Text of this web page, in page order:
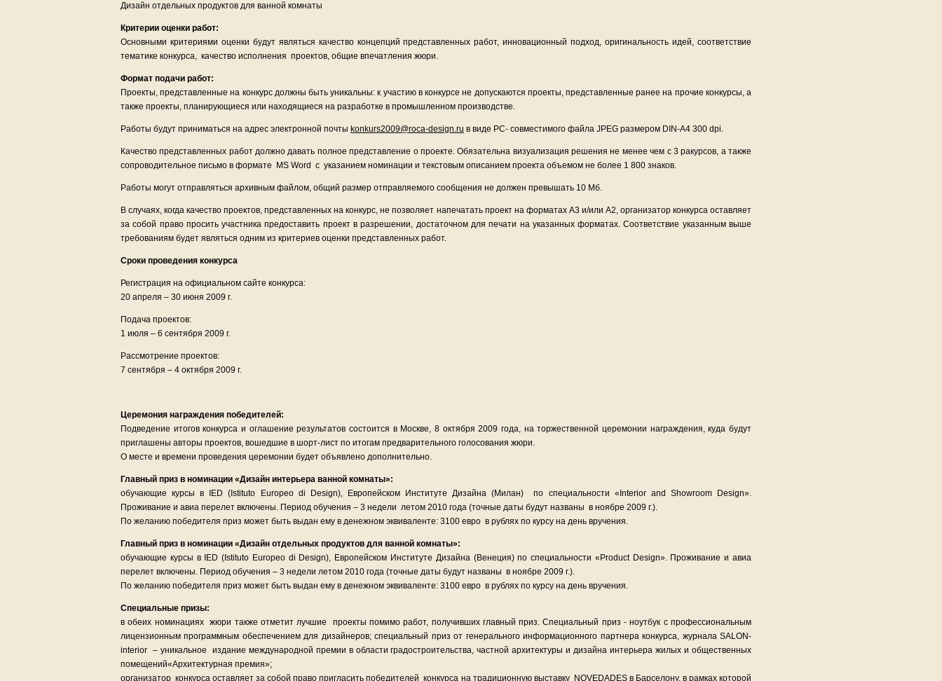
Дизайн отдельных продуктов для ванной комнаты
Критерии оценки работ:
Основными критериями оценки будут являться качество концепций представленных работ, инновационный подход, оригинальность идей, соответствие
тематике конкурса, качество исполнения проектов, общие впечатления жюри.
Формат подачи работ:
Проекты, представленные на конкурс должны быть уникальны: к участию в конкурсе не допускаются проекты, представленные ранее на прочие конкурсы, а
также проекты, планирующиеся или находящиеся на разработке в промышленном производстве.
Работы будут приниматься на адрес электронной почты konkurs2009@roca-design.ru в виде РС- совместимого файла JPEG размером DIN-A4 300 dpi.
Качество представленных работ должно давать полное представление о проекте. Обязательна визуализация решения не менее чем с 3 ракурсов, а также
сопроводительное письмо в формате MS Word с указанием номинации и текстовым описанием проекта объемом не более 1 800 знаков.
Работы могут отправляться архивным файлом, общий размер отправляемого сообщения не должен превышать 10 Мб.
В случаях, когда качество проектов, представленных на конкурс, не позволяет напечатать проект на форматах А3 и/или А2, организатор конкурса оставляет
за собой право просить участника предоставить проект в разрешении, достаточном для печати на указанных форматах. Соответствие указанным выше
требованиям будет являться одним из критериев оценки представленных работ.
Сроки проведения конкурса
Регистрация на официальном сайте конкурса:
20 апреля – 30 июня 2009 г.
Подача проектов:
1 июля – 6 сентября 2009 г.
Рассмотрение проектов:
7 сентября – 4 октября 2009 г.
Церемония награждения победителей:
Подведение итогов конкурса и оглашение результатов состоится в Москве, 8 октября 2009 года, на торжественной церемонии награждения, куда будут
приглашены авторы проектов, вошедшие в шорт-лист по итогам предварительного голосования жюри.
О месте и времени проведения церемонии будет объявлено дополнительно.
Главный приз в номинации «Дизайн интерьера ванной комнаты»:
обучающие курсы в IED (Istituto Europeo di Design), Европейском Институте Дизайна (Милан) по специальности «Interior and Showroom Design».
Проживание и авиа перелет включены. Период обучения – 3 недели летом 2010 года (точные даты будут названы в ноябре 2009 г.).
По желанию победителя приз может быть выдан ему в денежном эквиваленте: 3100 евро в рублях по курсу на день вручения.
Главный приз в номинации «Дизайн отдельных продуктов для ванной комнаты»:
обучающие курсы в IED (Istituto Europeo di Design), Европейском Институте Дизайна (Венеция) по специальности «Product Design». Проживание и авиа
перелет включены. Период обучения – 3 недели летом 2010 года (точные даты будут названы в ноябре 2009 г.).
По желанию победителя приз может быть выдан ему в денежном эквиваленте: 3100 евро в рублях по курсу на день вручения.
Специальные призы:
в обеих номинациях жюри также отметит лучшие проекты помимо работ, получивших главный приз. Специальный приз - ноутбук с профессиональным
лицензионным программным обеспечением для дизайнеров; специальный приз от генерального информационного партнера конкурса, журнала SALON-
interior – уникальное издание международной премии в области градостроительства, частной архитектуры и дизайна интерьера жилых и общественных
помещений«Архитектурная премия»;
организатор конкурса оставляет за собой право пригласить победителей конкурса на традиционную выставку NOVEDADES в Барселону, в рамках которой